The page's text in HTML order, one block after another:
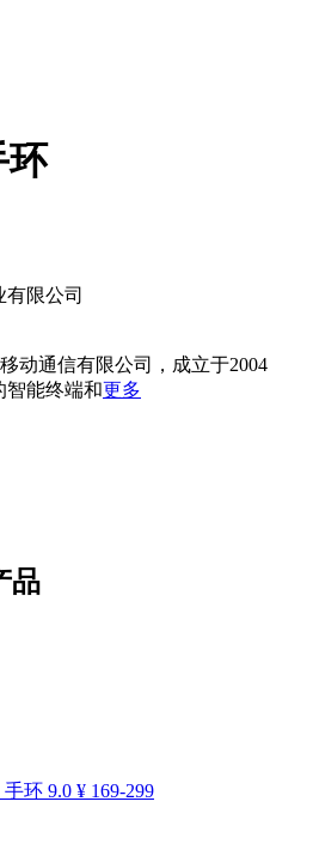
环
限公司
动通信有限公司，成立于2004
智能终端和更多
品
手环 9.0 ¥ 169-299